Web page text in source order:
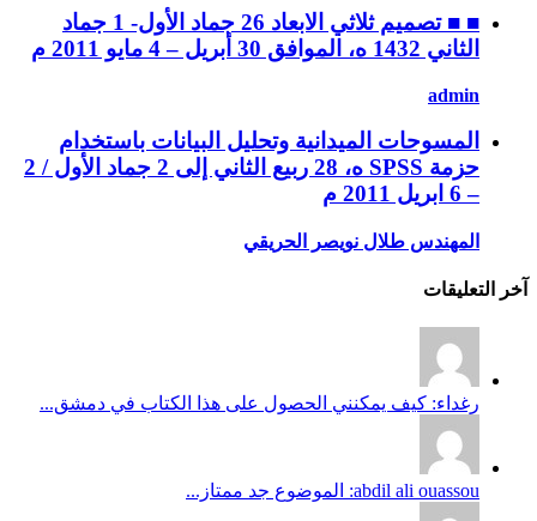
■ ■ تصميم ثلاثي الابعاد 26 جماد الأول- 1 جماد
الثاني 1432 ه، الموافق 30 أبريل – 4 مايو 2011 م
admin
المسوحات الميدانية وتحليل البيانات باستخدام
حزمة SPSS ه، 28 ربيع الثاني إلى 2 جماد الأول / 2
– 6 ابريل 2011 م
المهندس طلال نويصر الحريقي
آخر التعليقات
رغداء: كيف يمكنني الحصول على هذا الكتاب في دمشق...
abdil ali ouassou: الموضوع جد ممتاز...